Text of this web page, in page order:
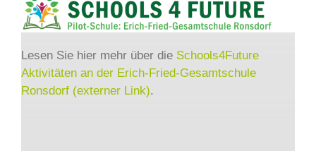
Lesen Sie hier mehr über die Schools4Future
Aktivitäten an der Erich-Fried-Gesamtschule
Ronsdorf (externer Link).